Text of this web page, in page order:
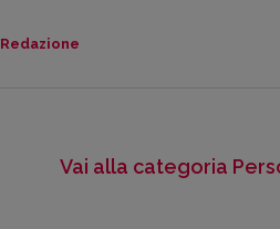
Redazione
Vai alla categoria